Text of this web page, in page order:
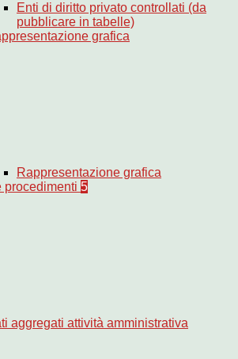
Enti di diritto privato controllati (da
pubblicare in tabelle)
grafica
Rappresentazione grafica
procedimenti 5
aggregati attività amministrativa